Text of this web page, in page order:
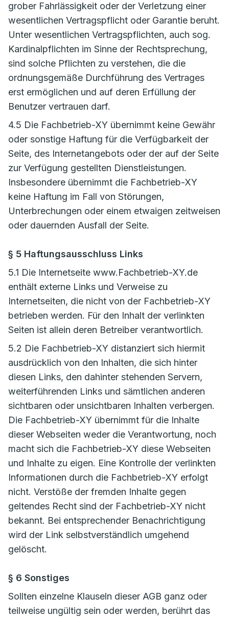
grober Fahrlässigkeit oder der Verletzung einer
wesentlichen Vertragspflicht oder Garantie beruht.
Unter wesentlichen Vertragspflichten, auch sog.
Kardinalpflichten im Sinne der Rechtsprechung,
sind solche Pflichten zu verstehen, die die
ordnungsgemäße Durchführung des Vertrages
erst ermöglichen und auf deren Erfüllung der
Benutzer vertrauen darf.
4.5 Die Fachbetrieb-XY übernimmt keine Gewähr
oder sonstige Haftung für die Verfügbarkeit der
Seite, des Internetangebots oder der auf der Seite
zur Verfügung gestellten Dienstleistungen.
Insbesondere übernimmt die Fachbetrieb-XY
keine Haftung im Fall von Störungen,
Unterbrechungen oder einem etwaigen zeitweisen
oder dauernden Ausfall der Seite.
§ 5 Haftungsausschluss Links
5.1 Die Internetseite www.Fachbetrieb-XY.de
enthält externe Links und Verweise zu
Internetseiten, die nicht von der Fachbetrieb-XY
betrieben werden. Für den Inhalt der verlinkten
Seiten ist allein deren Betreiber verantwortlich.
5.2 Die Fachbetrieb-XY distanziert sich hiermit
ausdrücklich von den Inhalten, die sich hinter
diesen Links, den dahinter stehenden Servern,
weiterführenden Links und sämtlichen anderen
sichtbaren oder unsichtbaren Inhalten verbergen.
Die Fachbetrieb-XY übernimmt für die Inhalte
dieser Webseiten weder die Verantwortung, noch
macht sich die Fachbetrieb-XY diese Webseiten
und Inhalte zu eigen. Eine Kontrolle der verlinkten
Informationen durch die Fachbetrieb-XY erfolgt
nicht. Verstöße der fremden Inhalte gegen
geltendes Recht sind der Fachbetrieb-XY nicht
bekannt. Bei entsprechender Benachrichtigung
wird der Link selbstverständlich umgehend
gelöscht.
§ 6 Sonstiges
Sollten einzelne Klauseln dieser AGB ganz oder
teilweise ungültig sein oder werden, berührt das